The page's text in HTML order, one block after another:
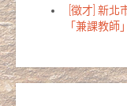
[徵才] 新北
「兼課教師」